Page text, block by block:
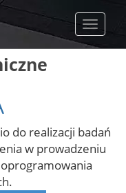
Toggle
do realizacji badań
w prowadzeniu